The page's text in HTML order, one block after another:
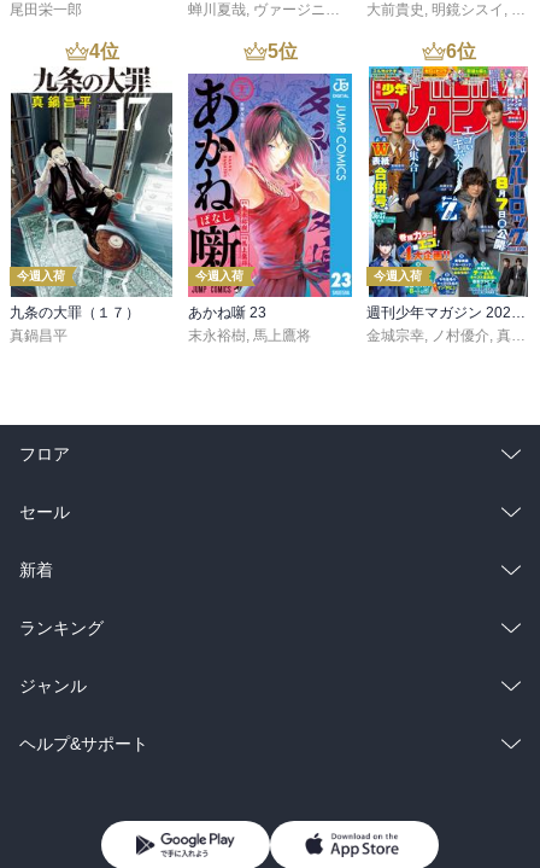
尾田栄一郎
蝉川夏哉, ヴァージニア二等兵 ,転
大前貴史 , 明鏡シスイ , ｔ
4位
今週入荷
九条の大罪（１７）
真鍋昌平
5位
今週入荷
あかね噺 23
末永裕樹 馬上鷹将
6位
今週入荷
金城宗幸
ノ村優介 真島ヒロ
フロア
総合
ラノベ
雑誌・グラビア
BL・TL
セール
総合
ラノベ
雑誌・グラビア
BL・TL
新着
総合
ラノベ
雑誌・グラビア
ランキング
総合
ラノベ
ジャンル
コミック
ライトノベル 男子向けラノベ
ヘルプ&サポート
よくあるご質問 お問い合わせ